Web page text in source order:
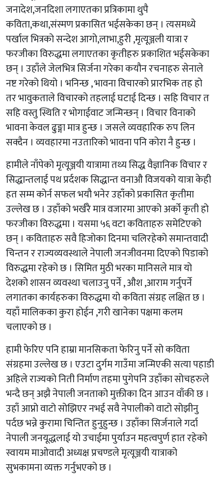
जनादेश,जनदिशा लगाएतका प्रत्रिकामा थुपै
कविता,कथा,संस्मण प्रकासित भईसकेका छन् । त्यसमध्ये
पर्खाल भित्रको सन्देश आगो,लाभा,हुरी ,मृत्यूञ्जली यात्रा र
फरजीका विरुद्धमा लगाएतका कृतीहरु प्रकाशित भईसकेका
छन् । उहाँले जेलभित्र सिर्जना गरेका कयौन रचनाहरु सेनाले
नष्ट गरेको थियो । भनिन्छ , भावना विचारको प्रारभिक तह हो
तर भावुकताले विचारको तहलाई घटाई दिन्छ । सहि विचार त
सहि वस्तु स्थिति र भोगाईवाट जन्मिन्छन् । विचार विनाको
भावना केवल ढुङ्गा मात्र हुन्छ । जसले व्यवहारिक रुप लिन
सक्दैन । व्यवहारमा नउतारिको भावना पनि कोरा नै हुन्छ ।
हामीले नाँपेको मृत्यूञ्जयी यात्रामा तथ्य सिद्ध वैज्ञानिक विचार र
सिद्धान्तलाई पथ प्रर्दशक सिद्धान्त वनाऔ विजयको यात्रा केही
हत सम्म कोर्न सफल भयौ भनेर उहाँको प्रकासित कृतीमा
उल्लेख छ । उहाँको भर्खरै मात्र वजारमा आएको अर्को कृती हो
फरजीका विरुद्धमा । यसमा ५६ वटा कविताहरु समेटिएको
छन् । कविताहरु सवै हिजोका दिनमा चलिरहेको समान्तवादी
चिन्तन र राज्यव्यवस्थाले नेपाली जनजीवनमा दिएको पिडाको
विरुद्धमा रहेको छ । सिमित मुठी भरका मानिसले मात्र यो
देशको शासन व्यवस्था चलाउनु पर्ने , औश ,आराम गर्नुपर्ने
लगातका कार्यहरुका विरुद्धमा यो कविता संग्रह लक्षित छ ।
यहाँ मालिकका कुरा होईन ,गरी खानेका पक्षमा कलम
चलाएको छ ।
हामी फेरिए पनि हाम्रा मानसिकता फेरिनु पर्ने सो कविता
संग्रहमा उल्लेख छ । एउटा दुर्गम गाउँमा जन्मिएकी सत्या पहाडी
अहिले राज्यको निती निर्माण तहमा पुगेपनि उहाँका सोचहरुले
भन्दै छन् अझै नेपाली जनताको मुक्तीका दिन आउन वाँकी छ ।
उहाँ आप्नो वाटो सोझिएर नभई सवै नेपालीको वाटो सोझीनु
पर्दछ भन्ने कुरामा चिन्तित हुनुहुन्छ । उहाँका सिर्जनाले गर्दा
नेपाली जनयूद्धलाई यो उचाईमा पुर्याउन महत्वपुर्ण हात रहेको
स्वायम माओवादी अध्यक्ष प्रचण्डले मृत्यूञ्जयी यात्राको
सुभकामना व्यक्त गर्नुभएको छ ।